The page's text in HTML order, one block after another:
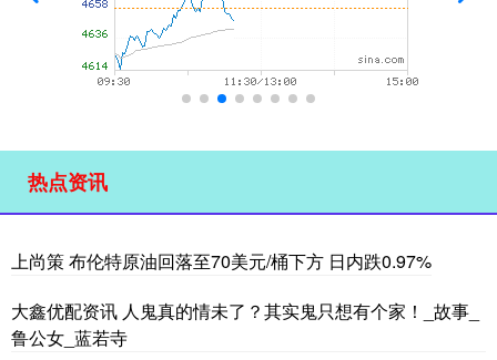
热点资讯
上尚策 布伦特原油回落至70美元/桶下方 日内跌0.97%
大鑫优配资讯 人鬼真的情未了？其实鬼只想有个家！_故事_
鲁公女_蓝若寺